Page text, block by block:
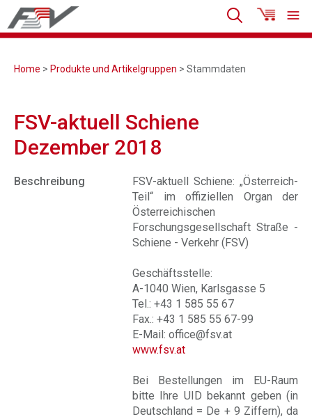
Home > Produkte und Artikelgruppen > Stammdaten
FSV-aktuell Schiene
Dezember 2018
Beschreibung
FSV-aktuell Schiene: „Österreich-
Teil“ im offiziellen Organ der
Österreichischen
Forschungsgesellschaft Straße -
Schiene - Verkehr (FSV)
Geschäftsstelle:
A-1040 Wien, Karlsgasse 5
Tel.: +43 1 585 55 67
Fax.: +43 1 585 55 67-99
E-Mail: office@fsv.at
www.fsv.at
Bei Bestellungen im EU-Raum
bitte Ihre UID bekannt geben (in
Deutschland = De + 9 Ziffern), da